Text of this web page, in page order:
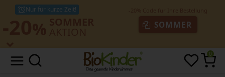
Nur für kurze Zeit!
SOMMER
0